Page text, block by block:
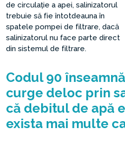
de circulație a apei, salinizatorul
trebuie să fie întotdeauna în
spatele pompei de filtrare, dacă
salinizatorul nu face parte direct
din sistemul de filtrare.
Codul 90
curge deloc prin
că debitul de apă
exista mai multe